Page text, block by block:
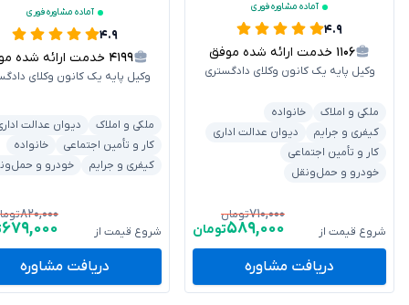
آماده مشاوره فوری
۴.۹
۱۱۰۶ خدمت ارائه شده موفق
وکیل پایه یک کانون وکلای دادگستری
ملکی و املاک
خانواده
کیفری و جرایم
دیوان عدالت اداری
کار و تأمین اجتماعی
خودرو و حمل‌ونقل
شروع قیمت از
۷۱۰,۰۰۰تومان
۵۸۹,۰۰۰تومان
دریافت مشاوره
آماده مشاوره فوری
۴.۹
۴۱۹۹ خدمت ارائه شده موفق
وکیل پایه یک کانون وکلای
ملکی و املاک
دیوان عدالت
کار و تأمین اجتماعی
خانواده
کیفری و جرایم
خودرو و
شروع قیمت از
۸۲۰,۰۰۰
۶۷۹,۰۰۰
دریافت مشاوره